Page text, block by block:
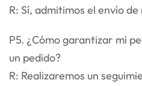
R: Sí, admitimos el envío
P5. ¿Cómo garantizar mi
un pedido?
R: Realizaremos un